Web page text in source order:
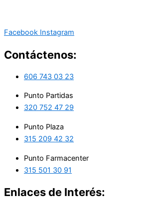
Facebook Instagram
Contáctenos:
606 743 03 23
Punto Partidas
320 752 47 29
Punto Plaza
315 209 42 32
Punto Farmacenter
315 501 30 91
Enlaces de Interés: